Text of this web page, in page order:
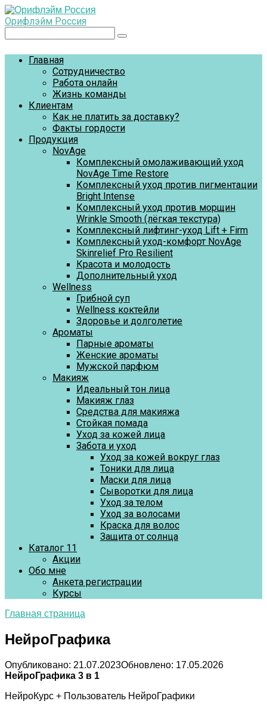
Перейти
к
контенту
Орифлэйм Россия
Главная
Сотрудничество
Работа онлайн
Жизнь команды
Клиентам
Как не платить за доставку?
Факты гордости
Продукция
NovAge
Комплексный омолаживающий уход
NovAge Time Restore
Комплексный уход против пигментации
Bright Intense
Комплексный уход против морщин
Wrinkle Smooth (лёгкая текстура)
Комплексный лифтинг-уход Lift + Firm
Комплексный уход-комфорт NovAge
Skinrelief Pro Resilient
Красота и молодость
Дополнительный уход
Wellness
Грибной суп
Wellness коктейли
Здоровье и долголетие
Ароматы
Парные ароматы
Женские ароматы
Мужской парфюм
Макияж
Идеальный тон лица
Макияж глаз
Средства для макияжа
Стойкая помада
Уход за кожей лица
Забота и уход
Уход за кожей вокруг глаз
Тоники для лица
Маски для лица
Сыворотки для лица
Уход за телом
Уход за волосами
Краска для волос
Защита от солнца
Каталог 11
Акции
Обо мне
Анкета регистрации
Курсы
Главная страница
НейроГрафика
Опубликовано: 21.07.2023Обновлено: 17.05.2026
НейроГрафика 3 в 1
НейроКурс + Пользователь НейроГрафики